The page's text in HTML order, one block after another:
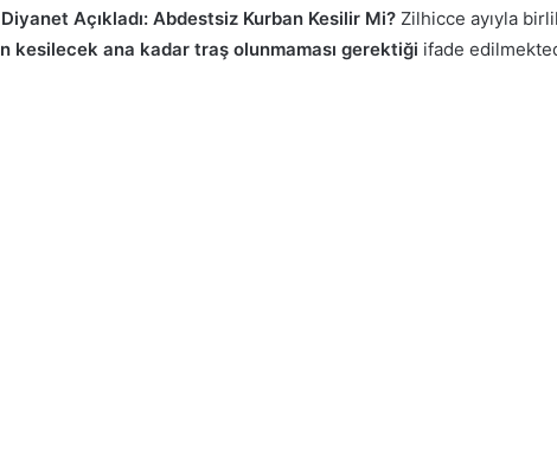
Açıkladı: Abdestsiz Kurban Kesilir Mi? Zilhicce ayıyla
kesilecek ana kadar traş olunmaması gerektiği ifade